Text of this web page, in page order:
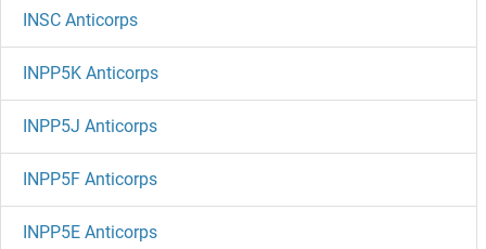
INSC Anticorps
INPP5K Anticorps
INPP5J Anticorps
INPP5F Anticorps
INPP5E Anticorps